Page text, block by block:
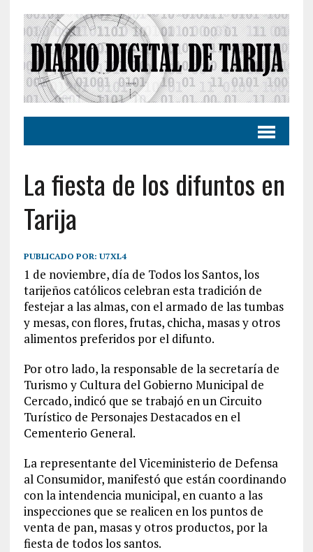
La fiesta de los difuntos en
Tarija
PUBLICADO POR: U7XL4
1 de noviembre, día de Todos los Santos, los
tarijeños católicos celebran esta tradición de
festejar a las almas, con el armado de las tumbas
y mesas, con flores, frutas, chicha, masas y otros
alimentos preferidos por el difunto.
Por otro lado, la responsable de la secretaría de
Turismo y Cultura del Gobierno Municipal de
Cercado, indicó que se trabajó en un Circuito
Turístico de Personajes Destacados en el
Cementerio General.
La representante del Viceministerio de Defensa
al Consumidor, manifestó que están coordinando
con la intendencia municipal, en cuanto a las
inspecciones que se realicen en los puntos de
venta de pan, masas y otros productos, por la
fiesta de todos los santos.